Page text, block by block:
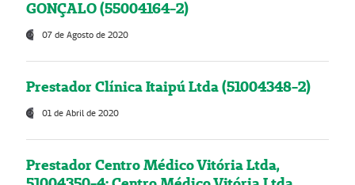
GONÇALO (55004164-2)
07 de Agosto de 2020
Prestador Clínica Itaipú Ltda (51004348-2)
01 de Abril de 2020
Prestador Centro Médico Vitória Ltda,